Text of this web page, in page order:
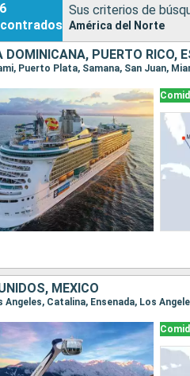
Sus criterios de
América del Norte
DOMINICANA, PUERTO RICO,
Puerto Plata, Samana, San Juan,
MÉXICO
Angeles, Catalina, Ensenada, Los